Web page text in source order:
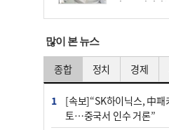
간문부 담관
우 간에서 나오
部)’에 생기는
문맥 림프절 담
많이 본 뉴스
종합 정치 경제
1
[속보]“SK하이닉스, 中패
토…중국서 인수 거론”